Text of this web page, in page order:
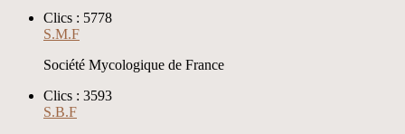
Clics : 5778
S.M.F
Société Mycologique de France
Clics : 3593
S.B.F